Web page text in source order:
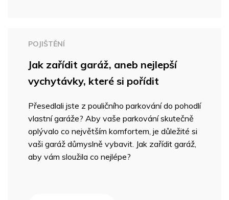
POJIŠTĚNÍ
Jak zařídit garáž, aneb nejlepší
vychytávky, které si pořídit
Přesedlali jste z pouličního parkování do pohodlí
vlastní garáže? Aby vaše parkování skutečně
oplývalo co největším komfortem, je důležité si
vaši garáž důmyslně vybavit. Jak zařídit garáž,
aby vám sloužila co nejlépe?